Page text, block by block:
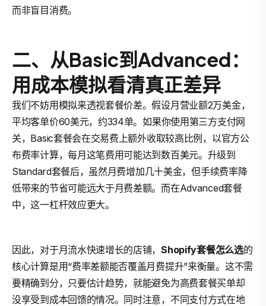
而非盲目消费。
二、从Basic到Advanced：
用成本模拟看清真正差异
我们不妨用模拟来透视套餐价差。假设月营业额2万美金，
平均客单价60美元，约334单。如果你使用第三方支付网
关，Basic套餐会在交易费上额外收取较高比例，以官方公
布费率计算，每月这笔费用可能达到数百美元。升级到
Standard套餐后，虽然月费增加几十美金，但手续费率降
低带来的节省可能远大于月费差额。而在Advanced套餐
中，这一杠杆效应更大。
因此，对于月流水快速增长的店铺，Shopify套餐怎么选的
核心计算是用“费率差额能否覆盖月费提升”来衡量。这不需
要精确到分，只要估计趋势，就能避免为高费套餐买单却
没享受到成本回馈的情况。同时注意，不同支付方式在地